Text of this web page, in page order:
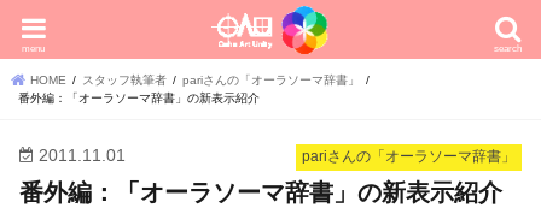
search
menu
HOME スタッフ執筆者
pariさんの「オーラソーマ辞書」
番外編：「オーラソーマ辞書」の新表示紹介
pariさんの「オーラソーマ辞書」
2011.11.01
番外編：「オーラソーマ辞書」の新表示紹介